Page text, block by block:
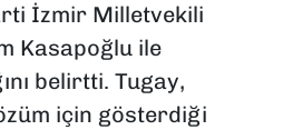
İzmir Milletvekili
Kasapoğlu ile
belirtti. Tugay,
için gösterdiği